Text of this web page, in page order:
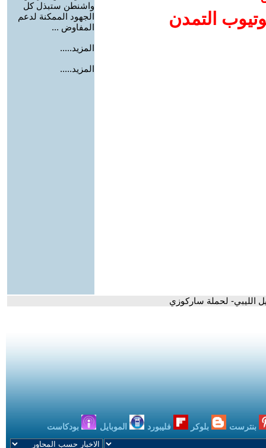
التمدن
واشنطن ستبذل كل
الجهود الممكنة لدعم
المفاوض ...
المزيد.....
المزيد.....
الليبي- لحملة ساركوزي
بنترست بلوكر فليبورد الموبايل بودكاست